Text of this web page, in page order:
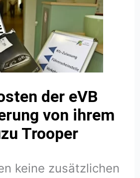
der eVB
von ihrem
Trooper
keine zusätzlichen